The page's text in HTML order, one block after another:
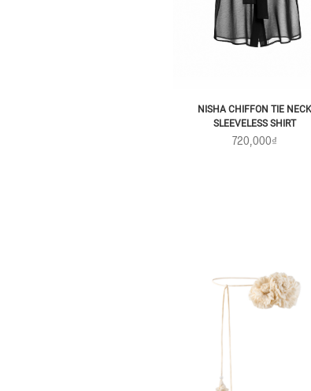
NISHA CHIFFON TIE NECK
SLEEVELESS SHIRT
720,000₫